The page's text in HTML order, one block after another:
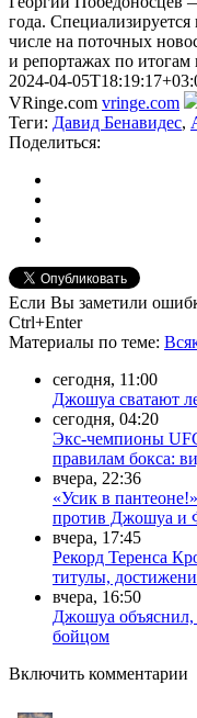
года.
числе на поточных
и репортажах по
2024-04-
VRinge.com vringe.com
Теги: Давид Бенавидес,
Поделиться:
Если Вы заметили
Ctrl+Enter
Материалы по теме:
сегодня, 11:00
Джошуа сватают
сегодня, 04:20
Экс-чемпионы
правилам бокса:
вчера, 22:36
«Усик в
против Джошуа и
вчера, 17:45
Рекорд Теренса
титулы,
вчера, 16:50
Джошуа
бойцом
Включить комментарии